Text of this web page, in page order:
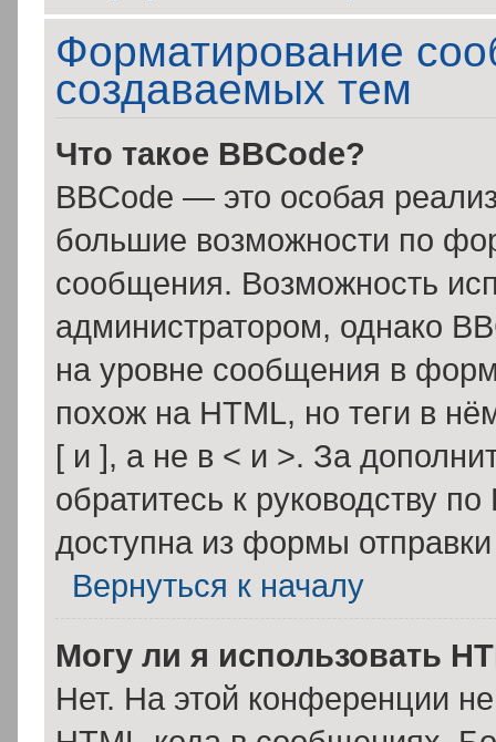
Форматирование
создаваемых тем
Что такое BBCode?
BBCode — это особая
большие возможности по
сообщения. Возможность
администратором, однако
на уровне сообщения в
похож на HTML, но теги в
[ и ], а не в < и >. За
обратитесь к руководству
доступна из формы
Вернуться к началу
Могу ли я использовать
Нет. На этой конференции